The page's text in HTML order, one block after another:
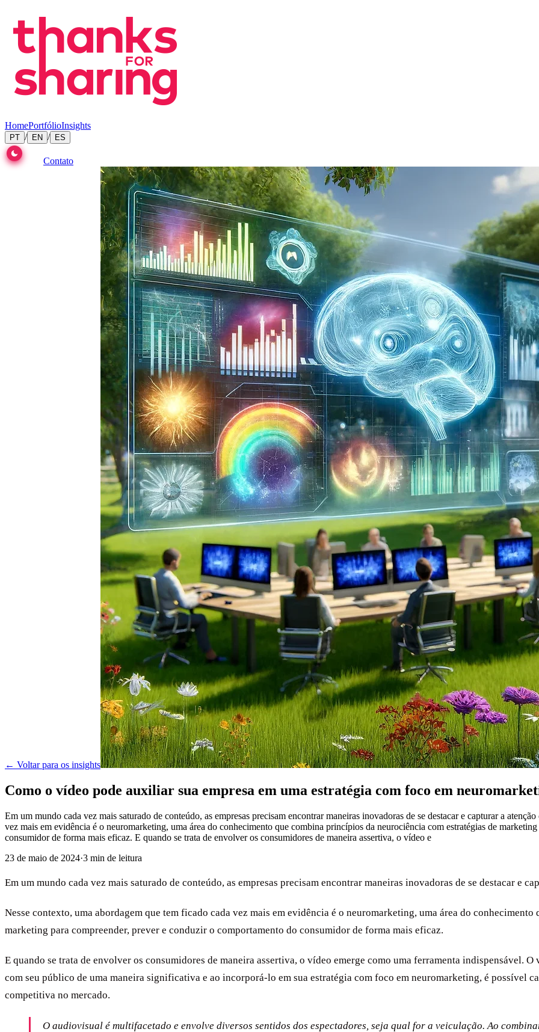
HomePortfólioInsights
PT / EN / ES
Contato
← Voltar para os insights
Como o vídeo pode auxiliar sua empresa em uma estratégia com foco em
Em um mundo cada vez mais saturado de conteúdo, as empresas precisam encontrar maneiras inovadoras de se destacar e capturar a
vez mais em evidência é o neuromarketing, uma área do conhecimento que combina princípios da neurociência com estratégias de
consumidor de forma mais eficaz. E quando se trata de envolver os consumidores de maneira assertiva, o vídeo e
23 de maio de 2024·3 min de leitura
Em um mundo cada vez mais saturado de conteúdo, as empresas precisam encontrar maneiras inovadoras de se destacar e
Nesse contexto, uma abordagem que tem ficado cada vez mais em evidência é o neuromarketing, uma área do
marketing para compreender, prever e conduzir o comportamento do consumidor de forma mais eficaz.
E quando se trata de envolver os consumidores de maneira assertiva, o vídeo emerge como uma ferramenta indispensável.
com seu público de uma maneira significativa e ao incorporá-lo em sua estratégia com foco em neuromarketing, é possível
competitiva no mercado.
O audiovisual é multifacetado e envolve diversos sentidos dos espectadores, seja qual for a veiculação. Ao